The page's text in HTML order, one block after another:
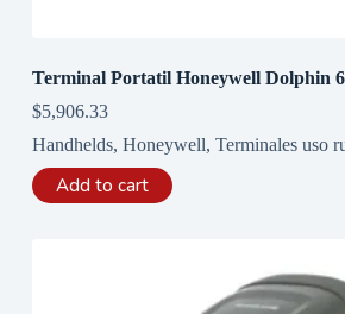
Terminal Portatil Honeywell Dolphin
$5,906.33
Handhelds, Honeywell, Terminales uso
Add to cart